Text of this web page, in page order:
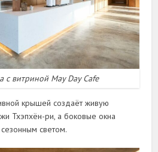
с витриной May Day Cafe
крышей создаёт живую
Тхэпхён-ри, а боковые окна
светом.